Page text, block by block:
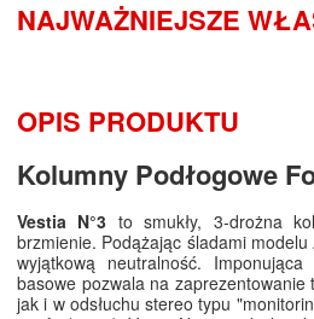
NAJWAŻNIEJSZE
OPIS PRODUKTU
Kolumny Podłogowe
Vestia N°3 to smukły, 3-drożna
brzmienie. Podążając śladami modelu
wyjątkową neutralność.
basowe pozwala na
jak i w odsłuchu stereo typu